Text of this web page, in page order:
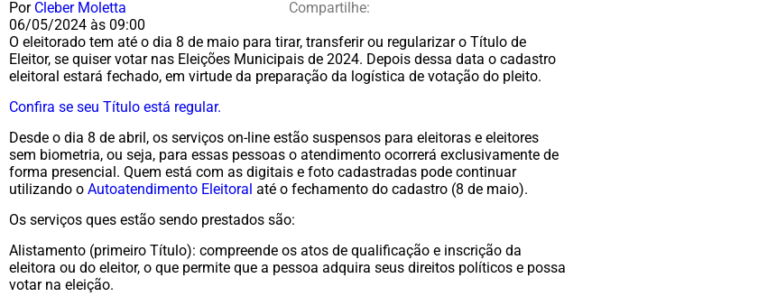
Por Cleber Moletta
06/05/2024 às 09:00
Compartilhe:
O eleitorado tem até o dia 8 de maio para tirar, transferir ou regularizar o Título de
Eleitor, se quiser votar nas Eleições Municipais de 2024. Depois dessa data o cadastro
eleitoral estará fechado, em virtude da preparação da logística de votação do pleito.
Confira se seu Título está regular.
Desde o dia 8 de abril, os serviços on-line estão suspensos para eleitoras e eleitores
sem biometria, ou seja, para essas pessoas o atendimento ocorrerá exclusivamente de
forma presencial. Quem está com as digitais e foto cadastradas pode continuar
utilizando o Autoatendimento Eleitoral até o fechamento do cadastro (8 de maio).
Os serviços ques estão sendo prestados são:
Alistamento (primeiro Título): compreende os atos de qualificação e inscrição da
eleitora ou do eleitor, o que permite que a pessoa adquira seus direitos políticos e possa
votar na eleição.